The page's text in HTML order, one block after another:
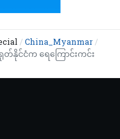
China_Myanmar
နိုင်ငံက ရေကြောင်းကင်း